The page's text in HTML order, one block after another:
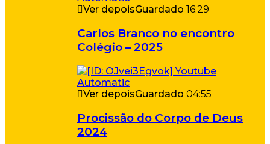
Ver depoisGuardado 16:29
Carlos Branco no encontro
Colégio – 2025
Ver depoisGuardado 04:55
Procissão do Corpo de Deus
2024